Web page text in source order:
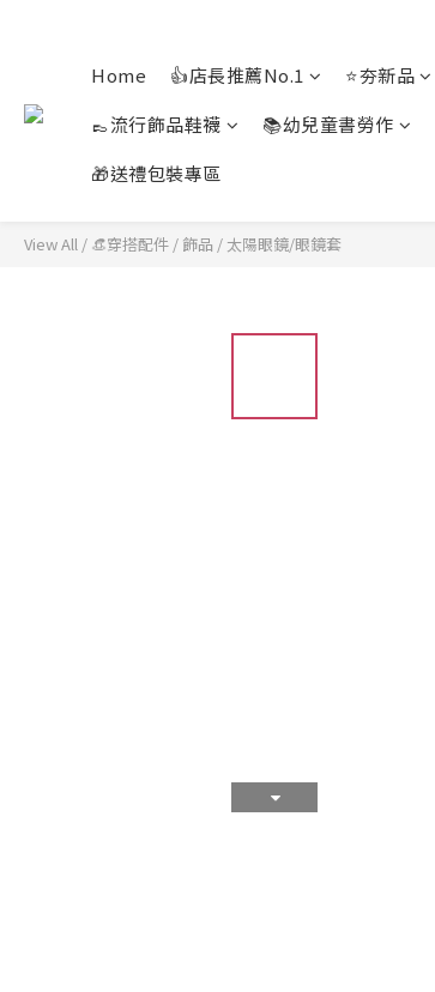
Home 👍店長推薦No.1 ⭐夯新品
👞流行飾品鞋襪
📚幼兒童書勞作
🎁送禮包裝專區
View All / 👒穿搭配件 / 飾品 / 太陽眼鏡/眼鏡套